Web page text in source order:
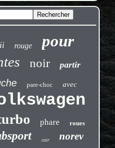
rouge pour
noir partir
pare-choc avec
phare roues
cuir norev